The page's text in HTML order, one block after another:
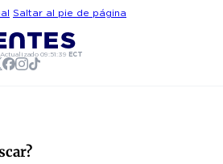
Saltar al pie de página
Actualizado 09:51:39 ECT